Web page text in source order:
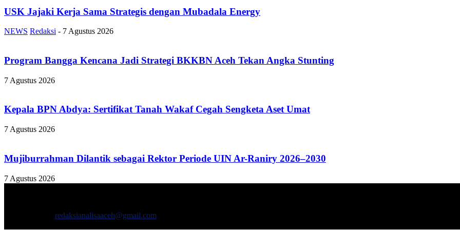
USK Jajaki Kerja Sama Strategis dengan Mubadala Energy
NEWS Redaksi - 7 Agustus 2026
Program Bangga Kencana Jadi Strategi BKKBN Aceh Tekan Angka Stunting
7 Agustus 2026
Kepala BPN Abdya: Sertifikat Tanah Wakaf Cegah Sengketa Aset Umat
7 Agustus 2026
Mujiburrahman Dilantik sebagai Rektor Periode UIN Ar-Raniry 2026–2030
7 Agustus 2026
redaksianalisaaceh@gmail.com